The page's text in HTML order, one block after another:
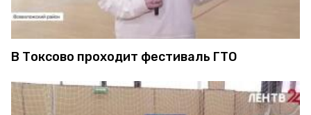
В Токсово проходит фестиваль ГТО